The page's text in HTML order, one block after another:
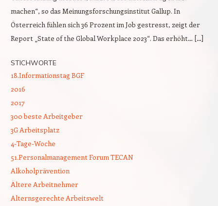
machen“, so das Meinungsforschungsinstitut Gallup. In
Österreich fühlen sich 36 Prozent im Job gestresst, zeigt der
Report „State of the Global Workplace 2023“. Das erhöht… […]
STICHWORTE
18.Informationstag BGF
2016
2017
300 beste Arbeitgeber
3G Arbeitsplatz
4-Tage-Woche
51.Personalmanagement Forum TECAN
Alkoholprävention
Ältere Arbeitnehmer
Alternsgerechte Arbeitswelt